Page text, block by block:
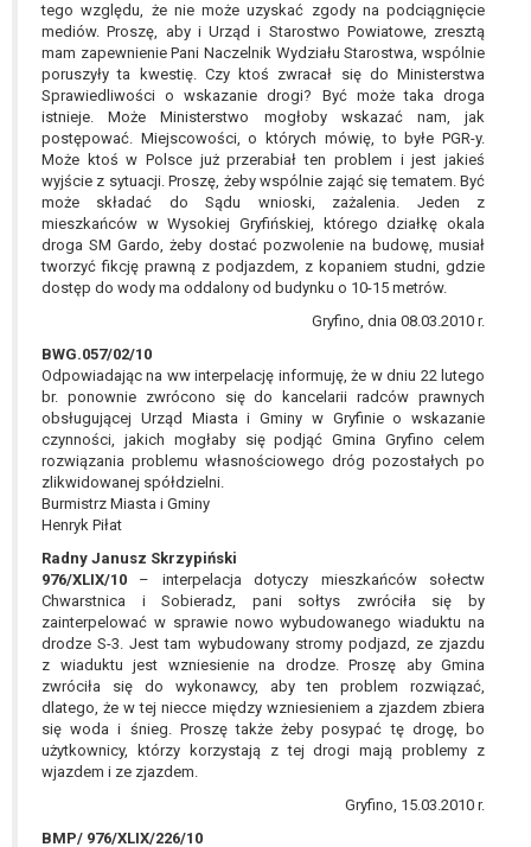
tego względu, że nie może uzyskać zgody na podciągnięcie
mediów. Proszę, aby i Urząd i Starostwo Powiatowe, zresztą
mam zapewnienie Pani Naczelnik Wydziału Starostwa, wspólnie
poruszyły ta kwestię. Czy ktoś zwracał się do Ministerstwa
Sprawiedliwości o wskazanie drogi? Być może taka droga
istnieje. Może Ministerstwo mogłoby wskazać nam, jak
postępować. Miejscowości, o których mówię, to byłe PGR-y.
Może ktoś w Polsce już przerabiał ten problem i jest jakieś
wyjście z sytuacji. Proszę, żeby wspólnie zająć się tematem. Być
może składać do Sądu wnioski, zażalenia. Jeden z
mieszkańców w Wysokiej Gryfińskiej, którego działkę okala
droga SM Gardo, żeby dostać pozwolenie na budowę, musiał
tworzyć fikcję prawną z podjazdem, z kopaniem studni, gdzie
dostęp do wody ma oddalony od budynku o 10-15 metrów.
Gryfino, dnia 08.03.2010 r.
BWG.057/02/10
Odpowiadając na ww interpelację informuję, że w dniu 22 lutego
br. ponownie zwrócono się do kancelarii radców prawnych
obsługującej Urząd Miasta i Gminy w Gryfinie o wskazanie
czynności, jakich mogłaby się podjąć Gmina Gryfino celem
rozwiązania problemu własnościowego dróg pozostałych po
zlikwidowanej spółdzielni.
Burmistrz Miasta i Gminy
Henryk Piłat
Radny Janusz Skrzypiński
976/XLIX/10 – interpelacja dotyczy mieszkańców sołectw
Chwarstnica i Sobieradz, pani sołtys zwróciła się by
zainterpelować w sprawie nowo wybudowanego wiaduktu na
drodze S-3. Jest tam wybudowany stromy podjazd, ze zjazdu
z wiaduktu jest wzniesienie na drodze. Proszę aby Gmina
zwróciła się do wykonawcy, aby ten problem rozwiązać,
dlatego, że w tej niecce między wzniesieniem a zjazdem zbiera
się woda i śnieg. Proszę także żeby posypać tę drogę, bo
użytkownicy, którzy korzystają z tej drogi mają problemy z
wjazdem i ze zjazdem.
Gryfino, 15.03.2010 r.
BMP/ 976/XLIX/226/10